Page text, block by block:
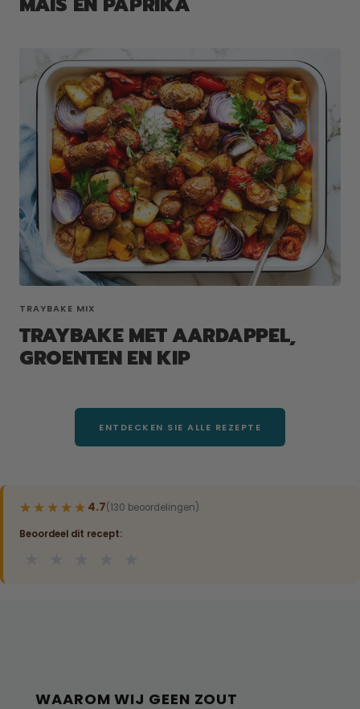
TRAYBAKE MIX
TRAYBAKE MET AARDAPPEL,
GROENTEN EN KIP
ENTDECKEN SIE ALLE REZEPTE
★★★★★
★★★★★ 4.7(130 beoordelingen)
Beoordeel dit recept:
WAAROM WIJ GEEN ZOUT